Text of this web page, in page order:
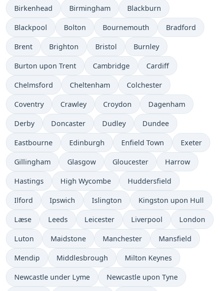
Birkenhead Birmingham Blackburn
Blackpool Bolton Bournemouth Bradford
Brent Brighton Bristol Burnley
Burton upon Trent Cambridge Cardiff
Chelmsford Cheltenham Colchester
Coventry Crawley Croydon Dagenham
Derby Doncaster Dudley Dundee
Eastbourne Edinburgh Enfield Town Exeter
Gillingham Glasgow Gloucester Harrow
Hastings High Wycombe Huddersfield
Ilford Ipswich Islington Kingston upon Hull
Læse Leeds Leicester Liverpool London
Luton Maidstone Manchester Mansfield
Mendip Middlesbrough Milton Keynes
Newcastle under Lyme Newcastle upon Tyne